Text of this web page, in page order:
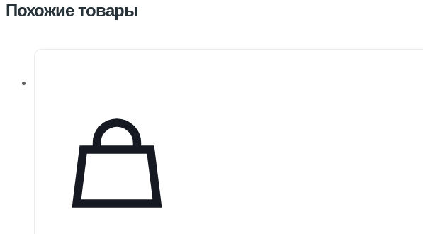
Похожие товары